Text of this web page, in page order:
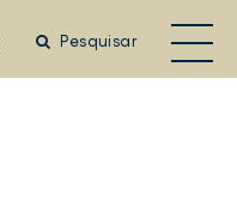
Pesquisar